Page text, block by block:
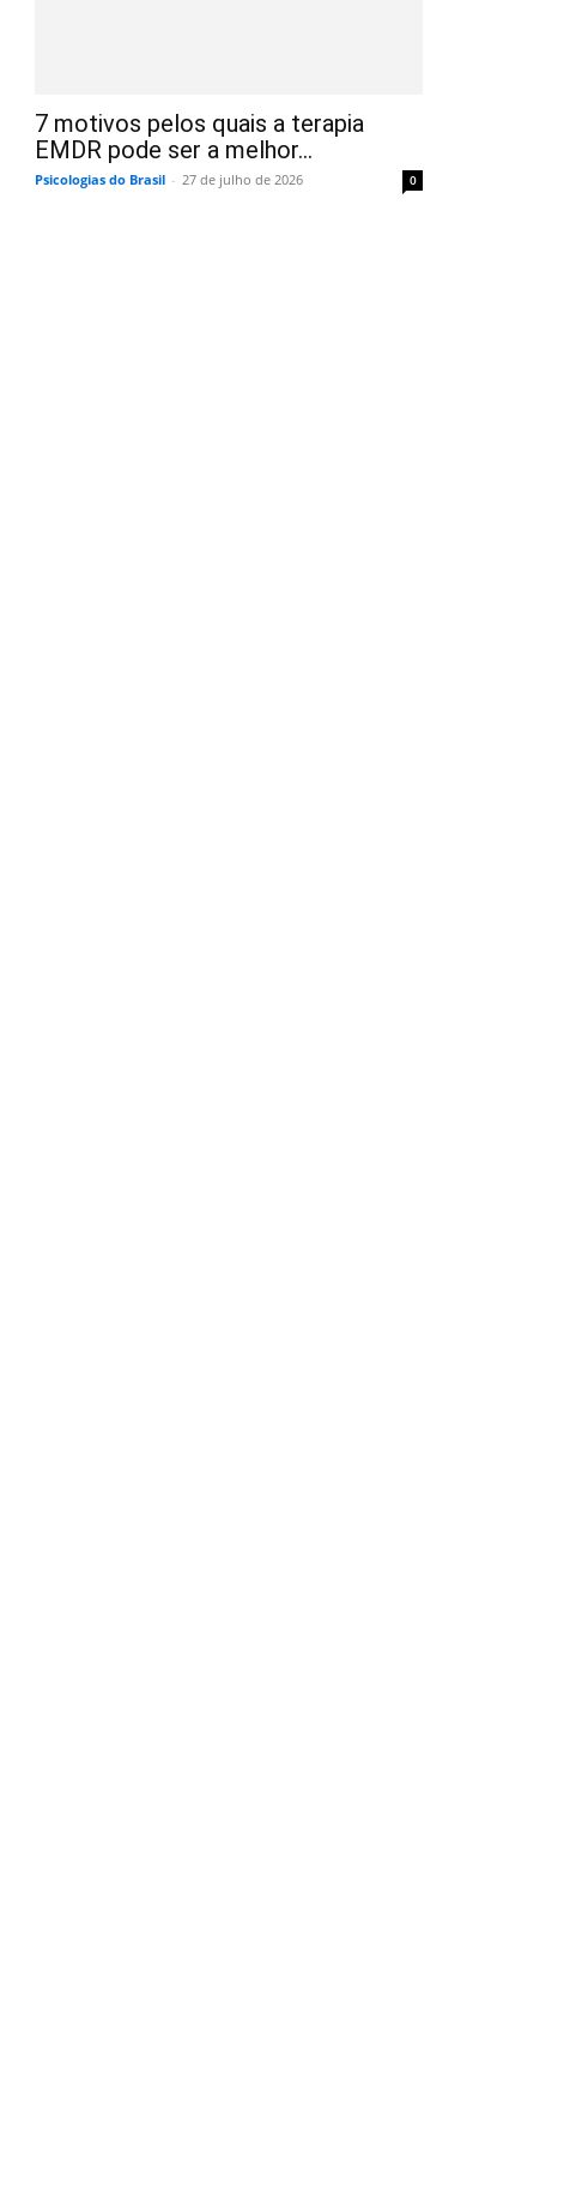
7 motivos pelos quais a terapia
EMDR pode ser a melhor...
Psicologias do Brasil - 27 de julho de 2026 0